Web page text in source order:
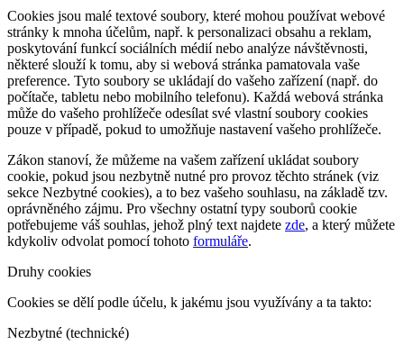
Cookies jsou malé textové soubory, které mohou používat webové
stránky k mnoha účelům, např. k personalizaci obsahu a reklam,
poskytování funkcí sociálních médií nebo analýze návštěvnosti,
některé slouží k tomu, aby si webová stránka pamatovala vaše
preference. Tyto soubory se ukládají do vašeho zařízení (např. do
počítače, tabletu nebo mobilního telefonu). Každá webová stránka
může do vašeho prohlížeče odesílat své vlastní soubory cookies
pouze v případě, pokud to umožňuje nastavení vašeho prohlížeče.
Zákon stanoví, že můžeme na vašem zařízení ukládat soubory
cookie, pokud jsou nezbytně nutné pro provoz těchto stránek (viz
sekce Nezbytné cookies), a to bez vašeho souhlasu, na základě tzv.
oprávněného zájmu. Pro všechny ostatní typy souborů cookie
potřebujeme váš souhlas, jehož plný text najdete zde, a který můžete
kdykoliv odvolat pomocí tohoto formuláře.
Druhy cookies
Cookies se dělí podle účelu, k jakému jsou využívány a ta takto:
Nezbytné (technické)